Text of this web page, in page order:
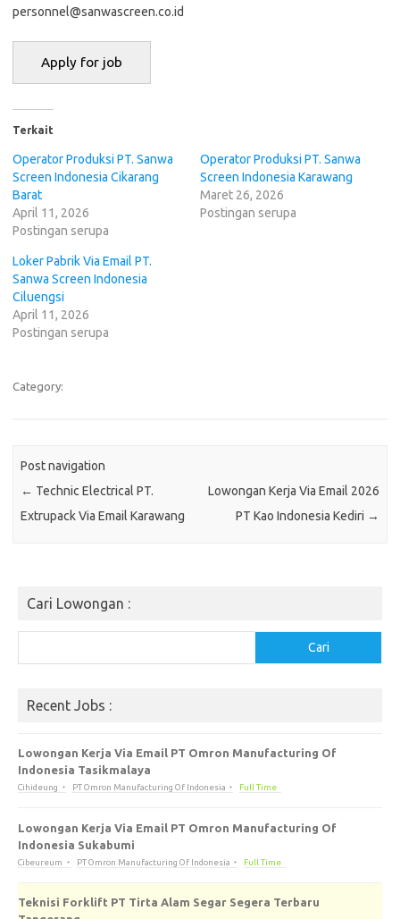
personnel@sanwascreen.co.id
Terkait
Operator Produksi PT. Sanwa
Screen Indonesia Cikarang
Barat
April 11, 2026
Postingan serupa
Operator Produksi PT. Sanwa
Screen Indonesia Karawang
Maret 26, 2026
Postingan serupa
Loker Pabrik Via Email PT.
Sanwa Screen Indonesia
Ciluengsi
April 11, 2026
Postingan serupa
Category:
Post navigation
← Technic Electrical PT.
Extrupack Via Email Karawang
Lowongan Kerja Via Email 2026
PT Kао Indonesia Kediri →
Cari Lowongan :
Cari
Recent Jobs :
Lowongan Kerja Via Email PT Omron Manufacturing Of
Indonesia Tasikmalaya
Cihideung PT Omron Manufacturing Of Indonesia Full Time
Lowongan Kerja Via Email PT Omron Manufacturing Of
Indonesia Sukabumi
Cibeureum PT Omron Manufacturing Of Indonesia Full Time
Teknisi Forklift PT Tirta Alam Segar Segera Terbaru